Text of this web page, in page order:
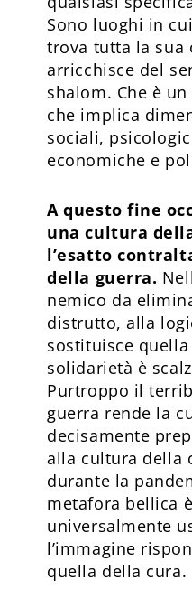
Sono luoghi in
trova tutta la sua
arricchisce del
shalom. Che è
che implica
sociali,
economiche e
A questo fine
una cultura
l’esatto
della guerra.
nemico da
distrutto, alla
sostituisce
solidarietà è
Purtroppo il
guerra rende la
decisamente
alla cultura della
durante la
metafora bellica
universalmente
l’immagine
quella della cura.